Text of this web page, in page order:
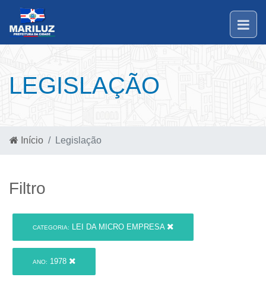
LEGISLAÇÃO
Início Legislação
Filtro
CATEGORIA: LEI DA MICRO EMPRESA
ANO: 1978